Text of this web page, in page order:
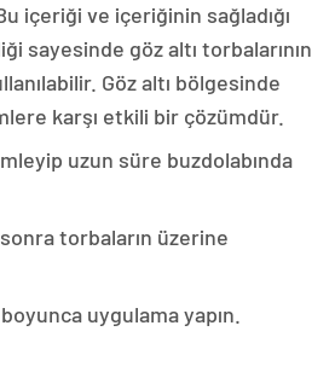
içeriği ve içeriğinin sağladığı
sayesinde göz altı torbalarının
Göz altı bölgesinde
karşı etkili bir çözümdür.
uzun süre buzdolabında
torbaların üzerine
uygulama yapın.